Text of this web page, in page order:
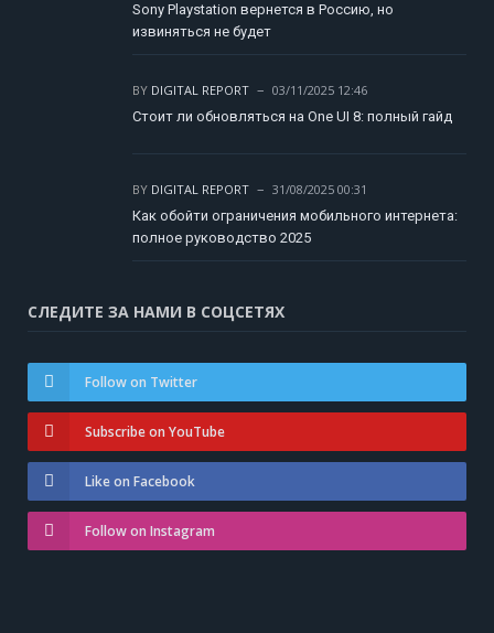
Sony Playstation вернется в Россию, но
извиняться не будет
BY DIGITAL REPORT
03/11/2025 12:46
Стоит ли обновляться на One UI 8: полный гайд
BY DIGITAL REPORT
31/08/2025 00:31
Как обойти ограничения мобильного интернета:
полное руководство 2025
СЛЕДИТЕ ЗА НАМИ В СОЦСЕТЯХ
Follow on Twitter
Subscribe on YouTube
Like on Facebook
Follow on Instagram